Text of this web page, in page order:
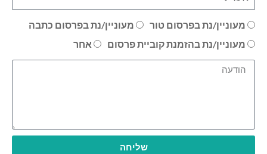
מעוניין/נת בפרסום טור
מעוניין/נת בפרסום כתבה
מעוניין/נת בהזמנת קוביית פרסום
אחר
שליחה